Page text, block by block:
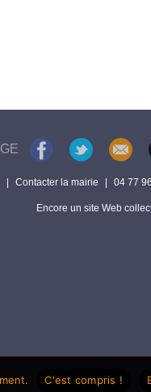
| Contacter la mairie | 04 77
Encore un site Web
C'est compris !